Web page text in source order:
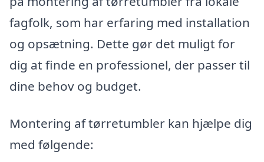
fagfolk, som har erfaring med installation
og opsætning. Dette gør det muligt for
dig at finde en professionel, der passer til
dine behov og budget.
Montering af tørretumbler kan hjælpe dig
med følgende: